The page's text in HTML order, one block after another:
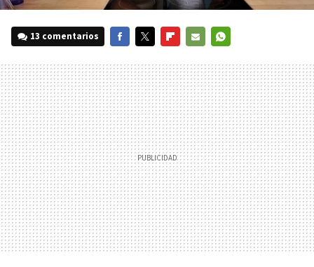
13 comentarios
MAIL